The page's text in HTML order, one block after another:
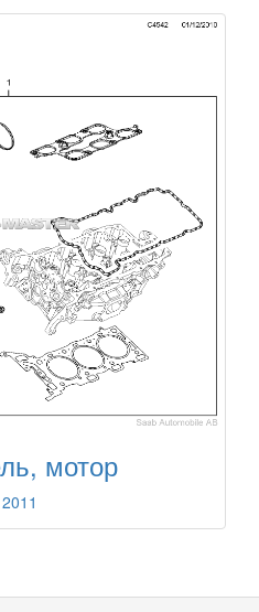
мотор